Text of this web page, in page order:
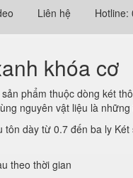
Liên hệ Hotline:
khóa cơ
sản phẩm thuộc dòng két
nguyên vật liệu là
dày từ 0.7 đến ba ly
theo thời gian